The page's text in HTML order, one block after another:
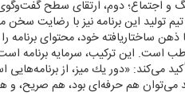
و اجتماع؛ دوم، ارتقای سطح
تیم تولید این برنامه نیز با رضایت
ذهن ساختاریافته خود، محتوای برنامه
است. این تركیب، سرمایه برنامه
می‌كند: «دور یك میز، از
هم حرفه‌ای بود، هم صریح، و